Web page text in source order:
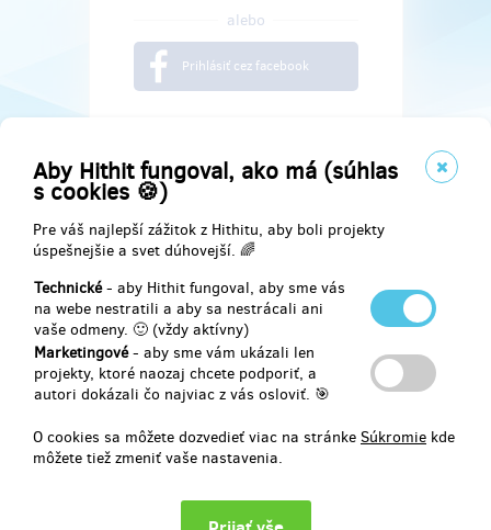
Aby Hithit fungoval, ako má (súhlas
s cookies 🍪)
Pre váš najlepší zážitok z Hithitu, aby boli projekty
úspešnejšie a svet dúhovejší. 🌈
Technické- aby Hithit fungoval, aby sme vás
na webe nestratili a aby sa nestrácali ani
vaše odmeny. 🙂 (vždy aktívny)
Marketingové- aby sme vám ukázali len
projekty, ktoré naozaj chcete podporiť, a
autori dokázali čo najviac z vás osloviť. 🎯
O cookies sa môžete dozvedieť viac na stránke Súkromie kde
môžete tiež zmeniť vaše nastavenia.
alebo
Prihlásiť cez facebook
Najdete nás na